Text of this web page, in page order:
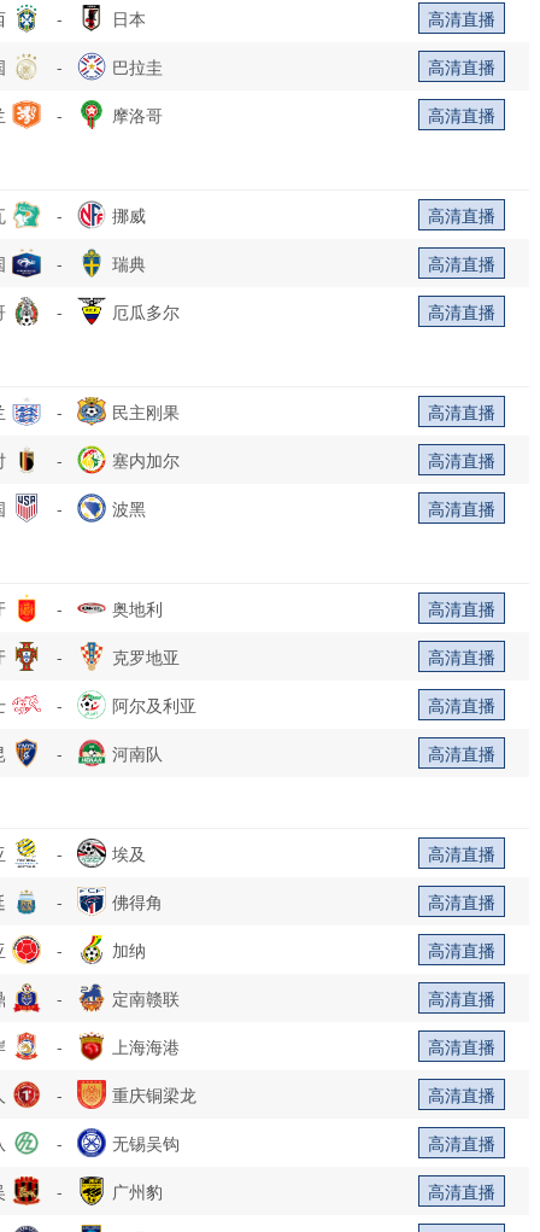
- 日本
高清直播
- 巴拉圭
高清直播
- 摩洛哥 高清直播
- 挪威
高清直播
- 瑞典
高清直播
- 厄瓜多尔 高清直播
- 民主刚果
高清直播
- 塞内加尔
高清直播
- 波黑 高清直播
- 奥地利
高清直播
- 克罗地亚
高清直播
- 阿尔及利亚
高清直播
- 河南队 高清直播
- 埃及
高清直播
- 佛得角
高清直播
- 加纳
高清直播
- 定南赣联
高清直播
- 上海海港
高清直播
- 重庆铜梁龙
高清直播
- 无锡吴钩
高清直播
- 广州豹
高清直播